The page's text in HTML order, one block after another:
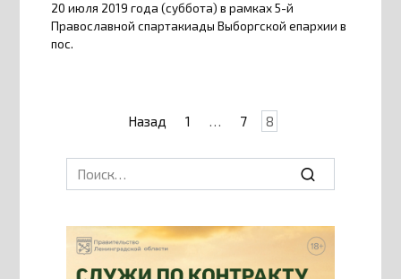
20 июля 2019 года (суббота) в рамках 5-й
Православной спартакиады Выборгской епархии в
пос.
Назад 1 … 7 8
Search
for: